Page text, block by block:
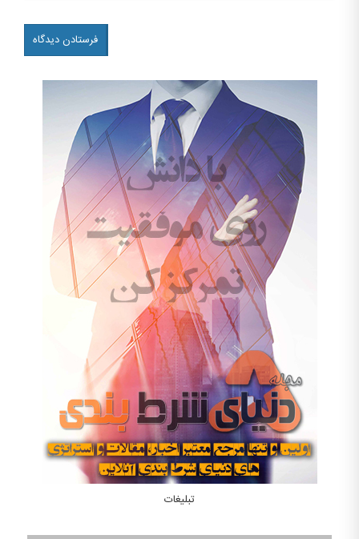
تبلیغات